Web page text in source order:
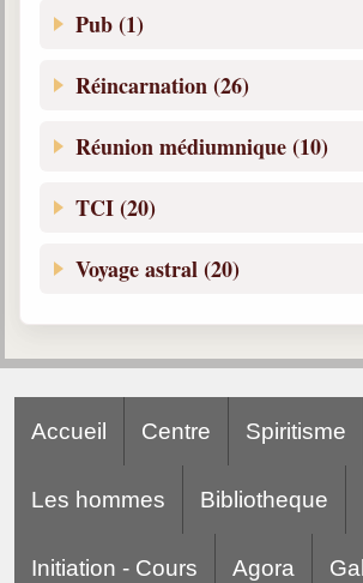
Pub (1)
Réincarnation (26)
Réunion médiumnique (10)
TCI (20)
Voyage astral (20)
Accueil Centre Spiritisme
Les hommes Bibliotheque
Initiation - Cours Agora